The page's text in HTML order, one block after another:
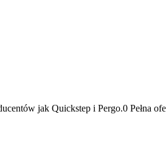
jak Quickstep i Pergo.0 Pełna